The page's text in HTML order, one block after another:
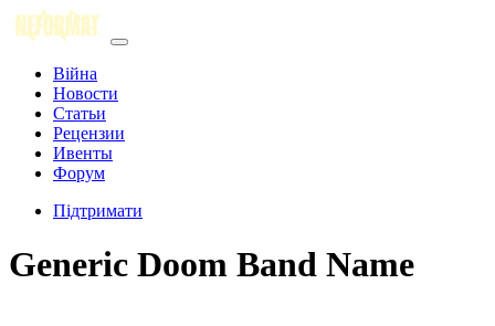
Війна
Новости
Статьи
Рецензии
Ивенты
Форум
Підтримати
Generic Doom Band Name